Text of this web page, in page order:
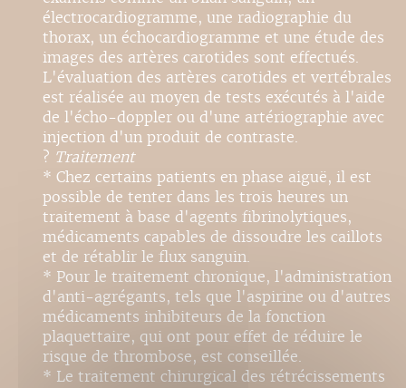
électrocardiogramme, une radiographie du
thorax, un échocardiogramme et une étude des
images des artères carotides sont effectués.
L'évaluation des artères carotides et vertébrales
est réalisée au moyen de tests exécutés à l'aide
de l'écho-doppler ou d'une artériographie avec
injection d'un produit de contraste.
? Traitement
* Chez certains patients en phase aiguë, il est
possible de tenter dans les trois heures un
traitement à base d'agents fibrinolytiques,
médicaments capables de dissoudre les caillots
et de rétablir le flux sanguin.
* Pour le traitement chronique, l'administration
d'anti-agrégants, tels que l'aspirine ou d'autres
médicaments inhibiteurs de la fonction
plaquettaire, qui ont pour effet de réduire le
risque de thrombose, est conseillée.
* Le traitement chirurgical des rétrécissements